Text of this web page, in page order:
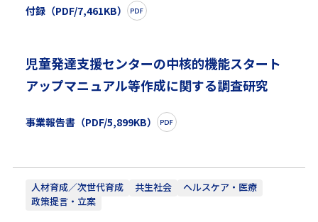
人材育成／次世代育成 共生社会
ヘルスケア・医療
政策提言・立案
付録（PDF/7,461KB）
児童発達支援センターの中核的機能スタート
アップマニュアル等作成に関する調査研究
事業報告書（PDF/5,899KB）